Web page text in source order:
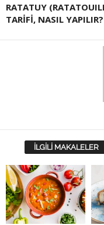
RATATUY
TARİFİ, NASIL YAPILIR?
İLGİLİ MAKALELER